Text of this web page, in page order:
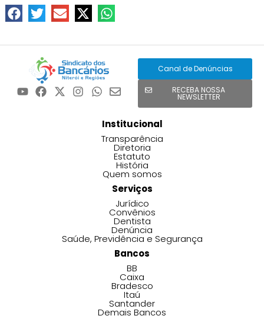
Canal de Denúncias
RECEBA NOSSA
NEWSLETTER
Institucional
Transparência
Diretoria
Estatuto
História
Quem somos
Serviços
Jurídico
Convênios
Dentista
Denúncia
Saúde, Previdência e Segurança
Bancos
BB
Caixa
Bradesco
Itaú
Santander
Demais Bancos